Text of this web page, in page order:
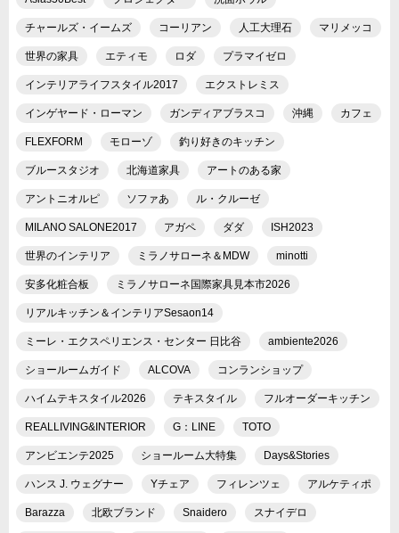
チャールズ・イームズ コーリアン 人工大理石 マリメッコ
世界の家具 エティモ ロダ プラマイゼロ
インテリアライフスタイル2017 エクストレミス
インゲヤード・ローマン ガンディアブラスコ 沖縄 カフェ
FLEXFORM モローゾ 釣り好きのキッチン
ブルースタジオ 北海道家具 アートのある家
アントニオルピ ソファあ ル・クルーゼ
MILANO SALONE2017 アガペ ダダ ISH2023
世界のインテリア ミラノサローネ＆MDW minotti
安多化粧合板 ミラノサローネ国際家具見本市2026
リアルキッチン＆インテリアSesaon14
ミーレ・エクスペリエンス・センター 日比谷 ambiente2026
ショールームガイド ALCOVA コンランショップ
ハイムテキスタイル2026 テキスタイル フルオーダーキッチン
REALLIVING&INTERIOR G：LINE TOTO
アンビエンテ2025 ショールーム大特集 Days&Stories
ハンス J. ウェグナー Yチェア フィレンツェ アルケティポ
Barazza 北欧ブランド Snaidero スナイデロ